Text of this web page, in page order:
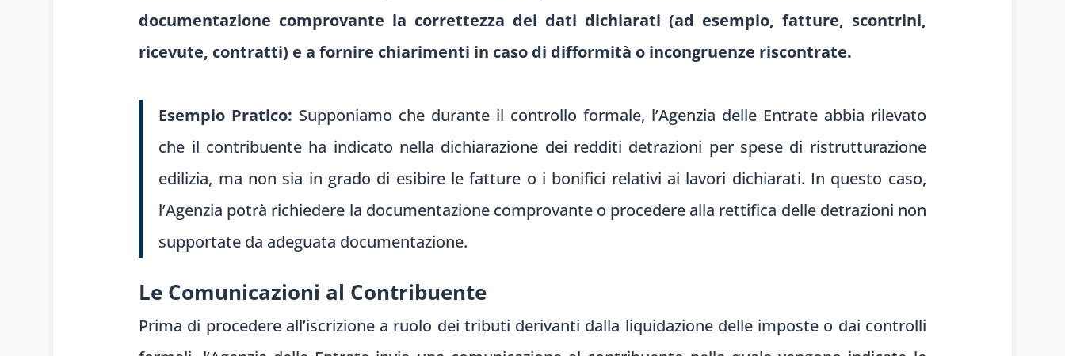
documentazione comprovante la correttezza dei dati dichiarati (ad esempio, fatture, scontrini,
ricevute, contratti) e a fornire chiarimenti in caso di difformità o incongruenze riscontrate.
Esempio Pratico: Supponiamo che durante il controllo formale, l’Agenzia delle Entrate abbia rilevato
che il contribuente ha indicato nella dichiarazione dei redditi detrazioni per spese di ristrutturazione
edilizia, ma non sia in grado di esibire le fatture o i bonifici relativi ai lavori dichiarati. In questo caso,
l’Agenzia potrà richiedere la documentazione comprovante o procedere alla rettifica delle detrazioni non
supportate da adeguata documentazione.
Le Comunicazioni al Contribuente
Prima di procedere all’iscrizione a ruolo dei tributi derivanti dalla liquidazione delle imposte o dai controlli